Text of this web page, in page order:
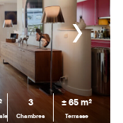
3
Chambres
± 65 m²
Terrasse